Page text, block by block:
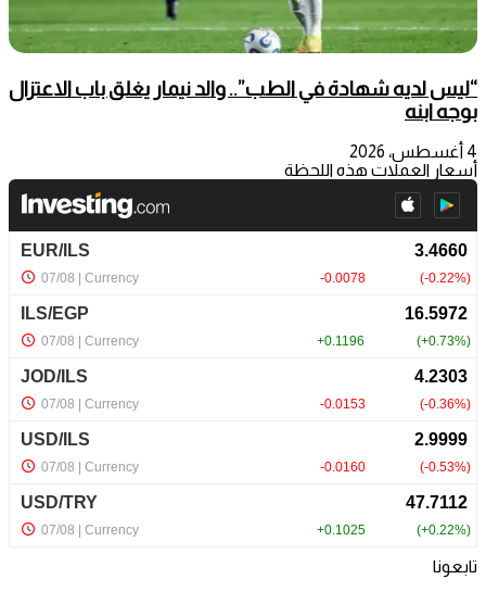
“ليس لديه شهادة في الطب”.. والد نيمار يغلق باب الاعتزال
بوجه ابنه
4 أغسطس، 2026
أسعار العملات هذه اللحظة
تابعونا